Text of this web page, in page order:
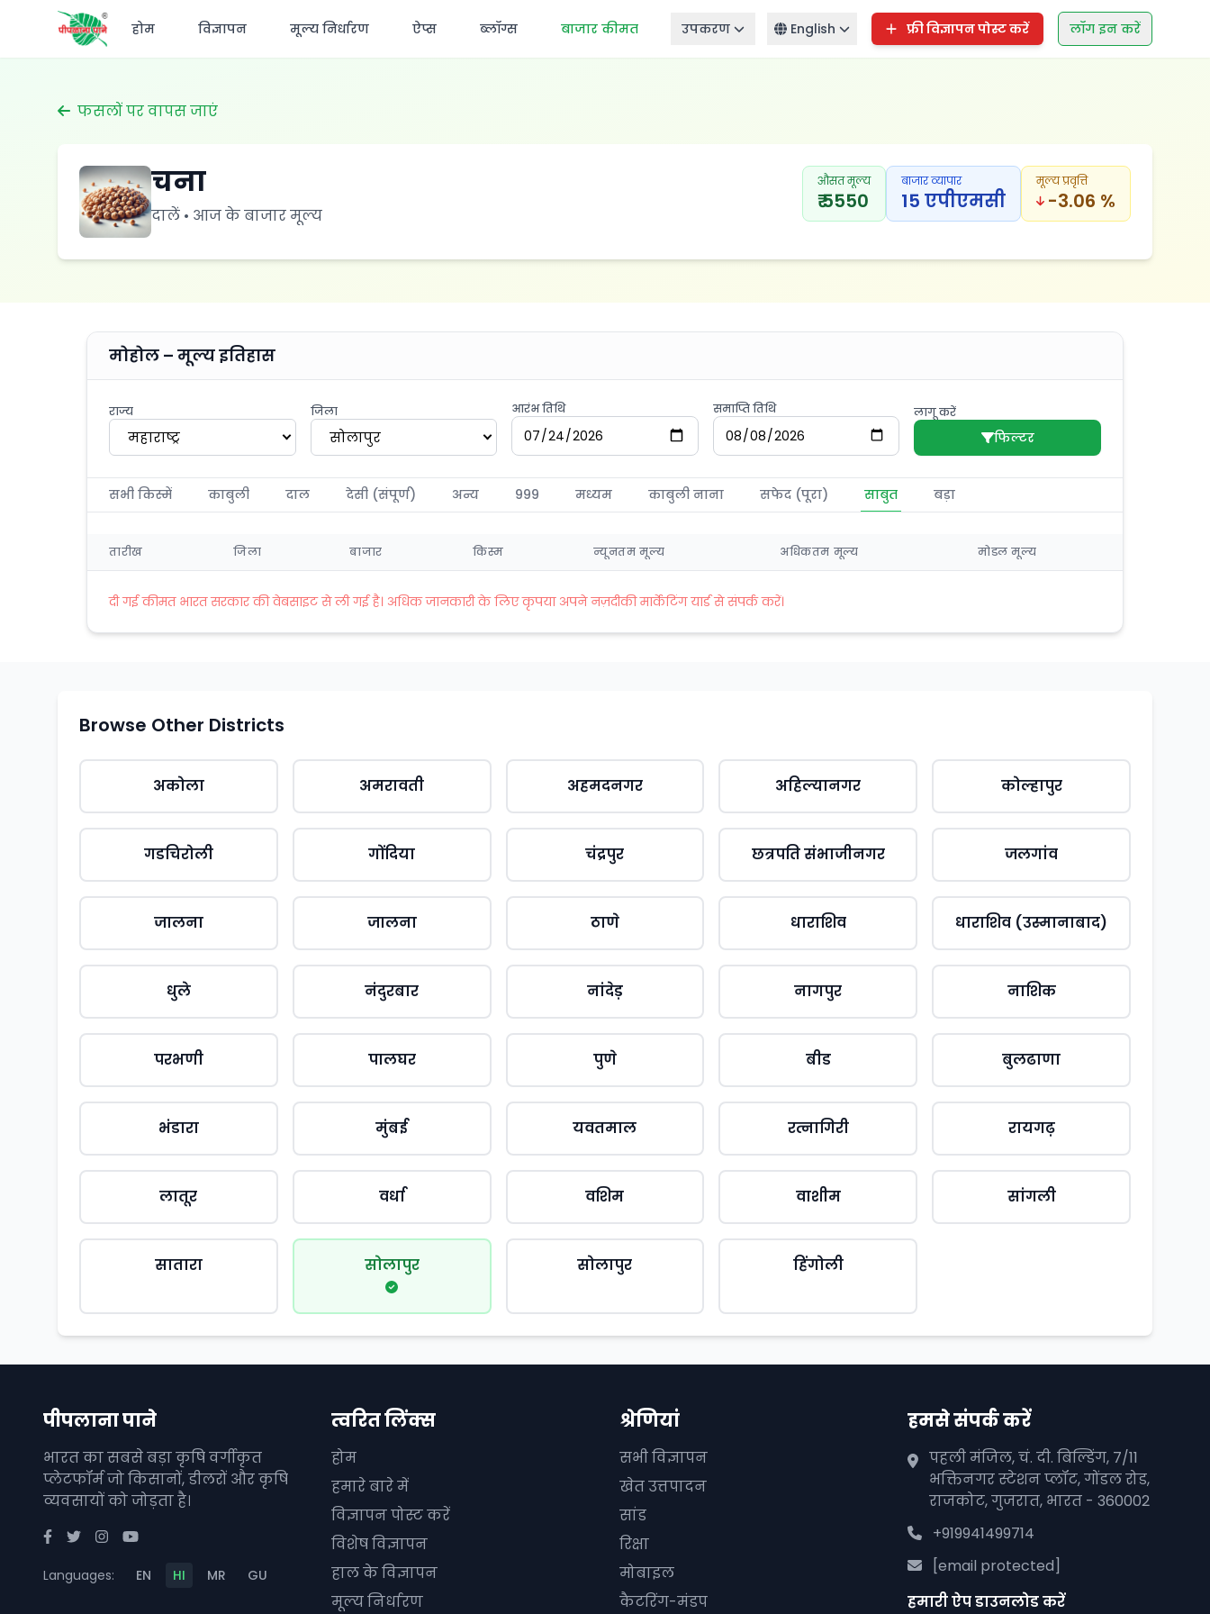
होम विज्ञापन मूल्य निर्धारण ऐप्स ब्लॉग्स बाजार कीमत उपकरण English फ्री विज्ञापन पोस्ट करें लॉग इन करें
फसलों पर वापस जाएं
चना
दालें • आज के बाजार मूल्य
औसत मूल्य
₹ 5550
बाजार व्यापार
15 एपीएमसी
मूल्य प्रवृत्ति
-3.06 %
मोहोल – मूल्य इतिहास
राज्य
महाराष्ट्र
जिला
सोलापुर
आरंभ तिथि समाप्ति तिथि लागू करें
फिल्टर
सभी किस्में काबुली दाल देसी (संपूर्ण) अन्य 999 मध्यम काबुली नाना सफेद (पूरा) साबुत बड़ा
तारीख जिला बाजार किस्म न्यूनतम मूल्य अधिकतम मूल्य मोडल मूल्य
दी गई कीमत भारत सरकार की वेबसाइट से ली गई है। अधिक जानकारी के लिए कृपया अपने नज़दीकी मार्केटिंग यार्ड से संपर्क करें।
Browse Other Districts
अकोला अमरावती अहमदनगर अहिल्यानगर कोल्हापुर
गडचिरोली गोंदिया चंद्रपुर छत्रपति संभाजीनगर जलगांव
जालना जालना ठाणे धाराशिव धाराशिव (उस्मानाबाद)
धुले नंदुरबार नांदेड़ नागपुर नाशिक
परभणी पालघर पुणे बीड बुलढाणा
भंडारा मुंबई यवतमाल रत्नागिरी रायगढ़
लातूर वर्धा वशिम वाशीम सांगली
सातारा सोलापुर सोलापुर हिंगोली
पीपलाना पाने
भारत का सबसे बड़ा कृषि वर्गीकृत
प्लेटफॉर्म जो किसानों, डीलरों और कृषि
व्यवसायों को जोड़ता है।
Languages: EN HI MR GU
त्वरित लिंक्स
होम
हमारे बारे में
विज्ञापन पोस्ट करें
विशेष विज्ञापन
हाल के विज्ञापन
मूल्य निर्धारण
श्रेणियां
सभी विज्ञापन
खेत उत्तपादन
सांड
रिक्षा
मोबाइल
कैटरिंग-मंडप
हमसे संपर्क करें
पहली मंजिल, चं. दी. बिल्डिंग, 7/11
भक्तिनगर स्टेशन प्लॉट, गोंडल रोड,
राजकोट, गुजरात, भारत - 360002
+919941499714
[email protected]
हमारी ऐप डाउनलोड करें